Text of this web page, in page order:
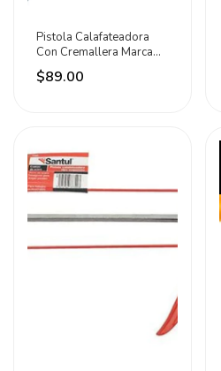
Pistola Calafateadora
Con Cremallera Marca
Maxtool
$89.00